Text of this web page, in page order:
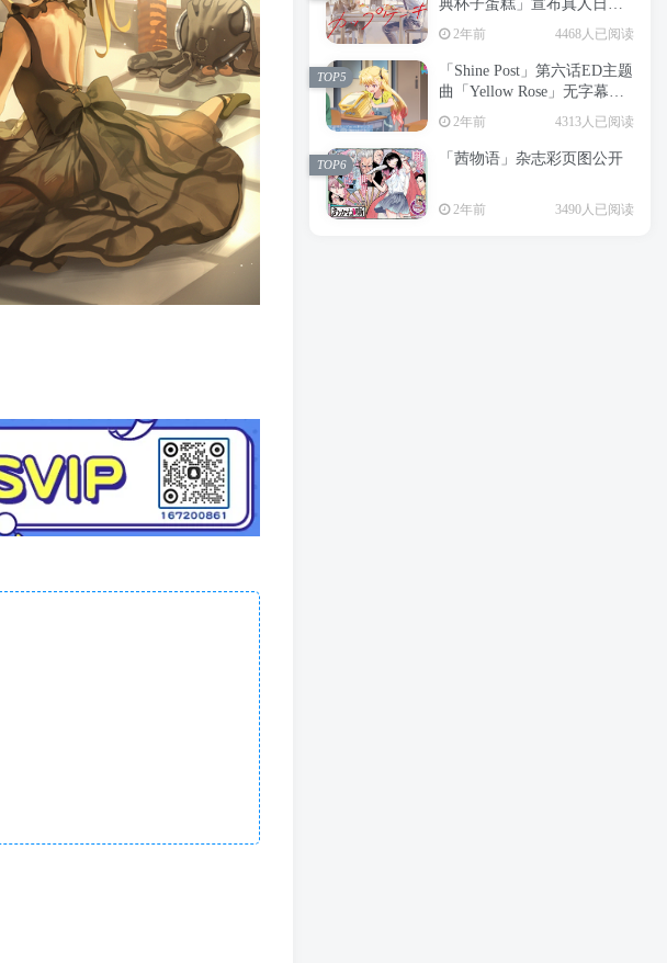
典杯子蛋糕」宣布真人日剧
化
2年前 4468人已阅读
「Shine Post」第六话ED主题
曲「Yellow Rose」无字幕MV
公开
2年前 4313人已阅读
TOP5
「茜物语」杂志彩页图公开
2年前 3490人已阅读
TOP6
申鹤原神wiki 申鹤诞辰祭
2年前 6199人已阅读
TOP2
APP下载
2年前 5056人已阅读
TOP3
经典杯子蛋糕 佐岸 漫画「经
典杯子蛋糕」宣布真人日剧
TOP4